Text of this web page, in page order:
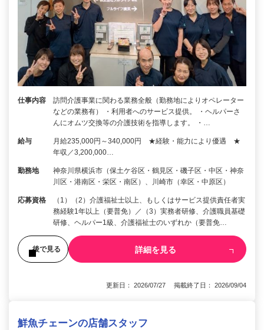
仕事内容
訪問介護事業に関わる業務全般（勤務地によりオペレーター
などの業務有） ・利用者へのサービス提供。 ・ヘルパーさ
んにオムツ交換等の介護技術を指導します。 ・…
給与
月給235,000円～340,000円 ★経験・能力により優遇 ★
年収／3,200,000…
勤務地
神奈川県横浜市（保土ケ谷区・鶴見区・磯子区・中区・神奈
川区・港南区・栄区・南区）、川崎市（幸区・中原区）
応募資格
（1）（2）介護福祉士以上、もしくはサービス提供責任者実
務経験1年以上（要普免）／（3）実務者研修、介護職員基礎
研修、ヘルパー1級、介護福祉士のいずれか（要普免…
後で見る 詳細を見る
更新日： 2026/07/27 掲載終了日： 2026/09/04
鮮魚チェーンの店舗スタッフ